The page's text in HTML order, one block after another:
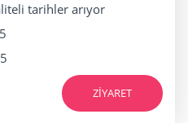
tarihler arıyor
ZIYARET